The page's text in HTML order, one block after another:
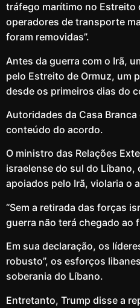
tráfego marítimo no Estreito
operadores de transporte
foram removidas”.
Antes da guerra com o Irã,
pelo Estreito de Ormuz, um
desde os primeiros dias do
Autoridades da Casa
conteúdo do acordo.
O ministro das Relações
israelense do sul do
apoiados pelo Irã, violaria o
“Sem a retirada das forças
guerra não terá chegado ao
Em sua declaração, os
robusto”, os esforços
soberania do Líbano.
Entretanto, Trump disse a